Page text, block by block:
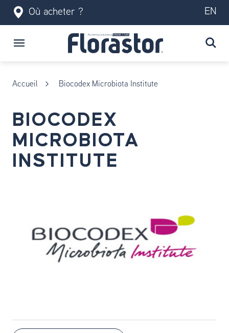
Où acheter ? EN
Accueil Biocodex Microbiota Institute
BIOCODEX
MICROBIOTA
INSTITUTE